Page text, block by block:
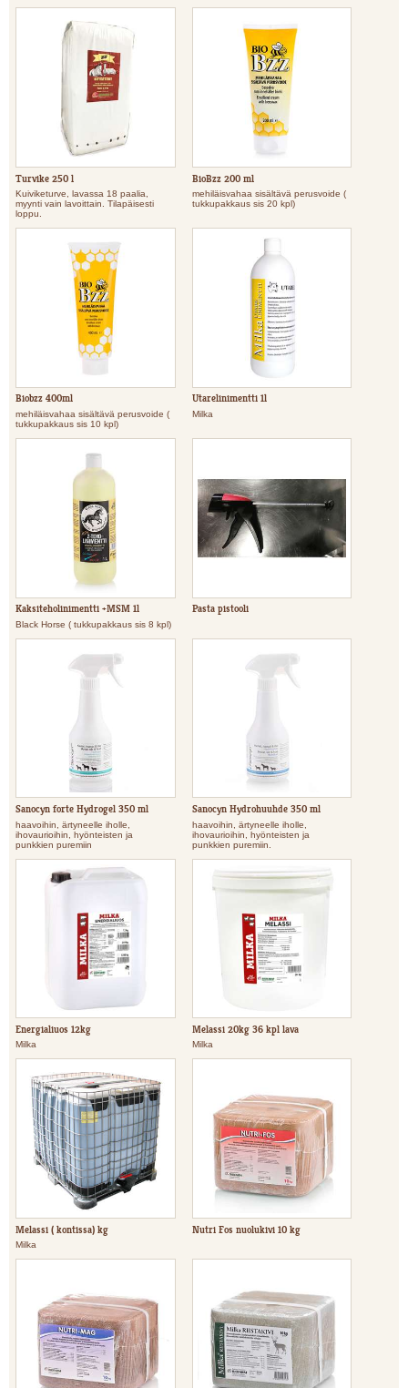
Turvike 250 l
Kuiviketurve, lavassa 18 paalia,
myynti vain lavoittain. Tilapäisesti
loppu.
BioBzz 200 ml
mehiläisvahaa sisältävä perusvoide (
tukkupakkaus sis 20 kpl)
Biobzz 400ml
mehiläisvahaa sisältävä perusvoide (
tukkupakkaus sis 10 kpl)
Utarelinimentti 1l
Milka
Kaksiteholinimentti +MSM 1l
Black Horse ( tukkupakkaus sis 8 kpl)
Pasta pistooli
Sanocyn forte Hydrogel 350 ml
haavoihin, ärtyneelle iholle,
ihovaurioihin, hyönteisten ja
punkkien puremiin
Sanocyn Hydrohuuhde 350 ml
haavoihin, ärtyneelle iholle,
ihovaurioihin, hyönteisten ja
punkkien puremiin.
Energialiuos 12kg
Milka
Melassi 20kg 36 kpl lava
Milka
Melassi ( kontissa) kg
Milka
Nutri Fos nuolukivi 10 kg